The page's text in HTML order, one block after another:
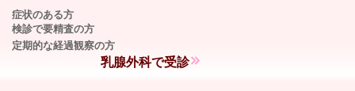
症状のある方
検診で要精査の方
定期的な経過観察の方
乳腺外科で受診